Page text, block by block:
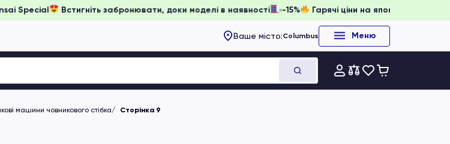
Kansai Special Встигніть забронювати, доки моделі в наявності -15% Гарячі ціни на
Ваше місто:Columbus Меню
машини човникового стібка Сторінка 9